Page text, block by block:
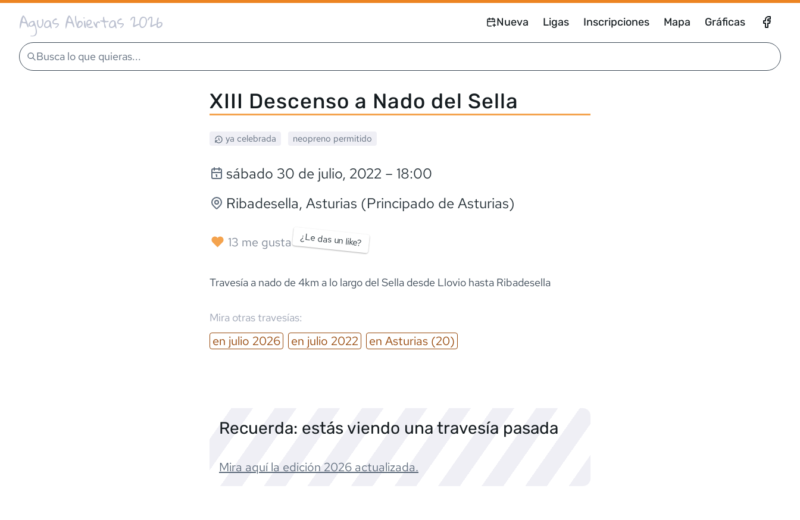
Aguas Abiertas 2026 Nueva Ligas Inscripciones Mapa Gráficas
Busca lo que quieras...
XIII Descenso a Nado del Sella
ya celebrada neopreno permitido
sábado 30 de julio, 2022 – 18:00
Ribadesella, Asturias (Principado de Asturias)
13 me gusta ¿Le das un like?
Travesía a nado de 4km a lo largo del Sella desde Llovio hasta Ribadesella
Mira otras travesías:
en julio 2026 en julio 2022 en Asturias (20)
Recuerda: estás viendo una travesía pasada
Mira aquí la edición 2026 actualizada.